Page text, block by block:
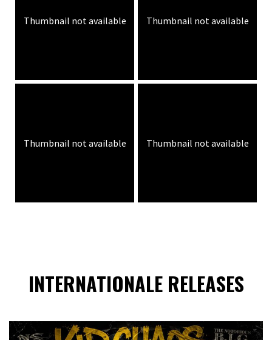
Thumbnail not available Thumbnail not available
Thumbnail not available Thumbnail not available
INTERNATIONALE RELEASES